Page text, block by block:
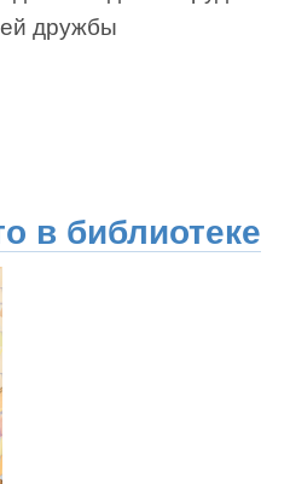
дружбы
в библиотеке